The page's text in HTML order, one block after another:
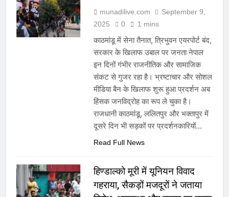
munadilive.com
September 9,
2025
0 1 mins
काठमांडू में सेना तैनात, त्रिभुवन एयरपोर्ट बंद,
सरकार के खिलाफ उबाल पर जनता नेपाल
इन दिनों गंभीर राजनीतिक और सामाजिक
संकट से गुजर रहा है। भ्रष्टाचार और सोशल
मीडिया बैन के खिलाफ शुरू हुआ प्रदर्शन अब
हिंसक जनविद्रोह का रूप ले चुका है।
राजधानी काठमांडू, ललितपुर और भक्तापुर में
दूसरे दिन भी सड़कों पर प्रदर्शनकारियों…
Read Full News
हिण्डाल्को मूरी में यूनियन विवाद
गहराया, सैकड़ों मजदूरों ने जताया